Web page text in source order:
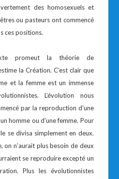
des homosexuels et
ou pasteurs ont commencé
ces positions.
promeut la théorie de
la Création. C’est clair que
et la femme est un immense
L’évolution nous
par la reproduction d’une
homme ou d’une femme. Pour
se divisa simplement en deux.
on n’aurait plus besoin de deux
se reproduire excepté un
Plus les évolutionnistes